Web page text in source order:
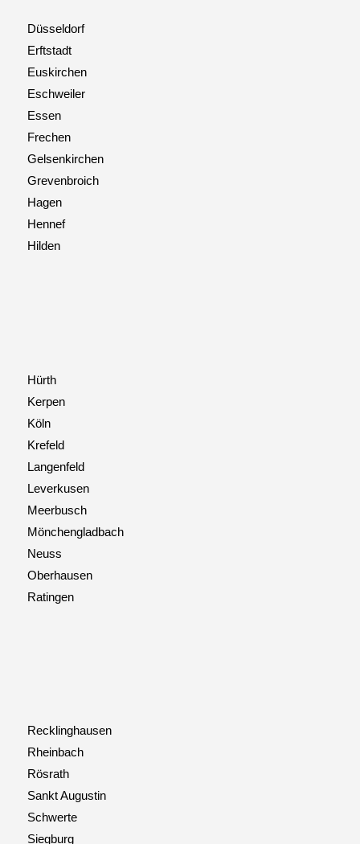
Düsseldorf
Erftstadt
Euskirchen
Eschweiler
Essen
Frechen
Gelsenkirchen
Grevenbroich
Hagen
Hennef
Hilden
Hürth
Kerpen
Köln
Krefeld
Langenfeld
Leverkusen
Meerbusch
Mönchengladbach
Neuss
Oberhausen
Ratingen
Recklinghausen
Rheinbach
Rösrath
Sankt Augustin
Schwerte
Siegburg